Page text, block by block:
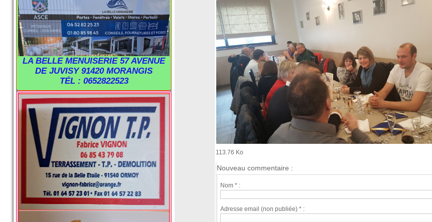
LA BELLE MENUISERIE 57 AVENUE
DE JUVISY 91420 MORANGIS
TÉL : 0652822523
113.76 Ko
Nouveau commentaire :
Nom * :
Adresse email (non publiée) * :